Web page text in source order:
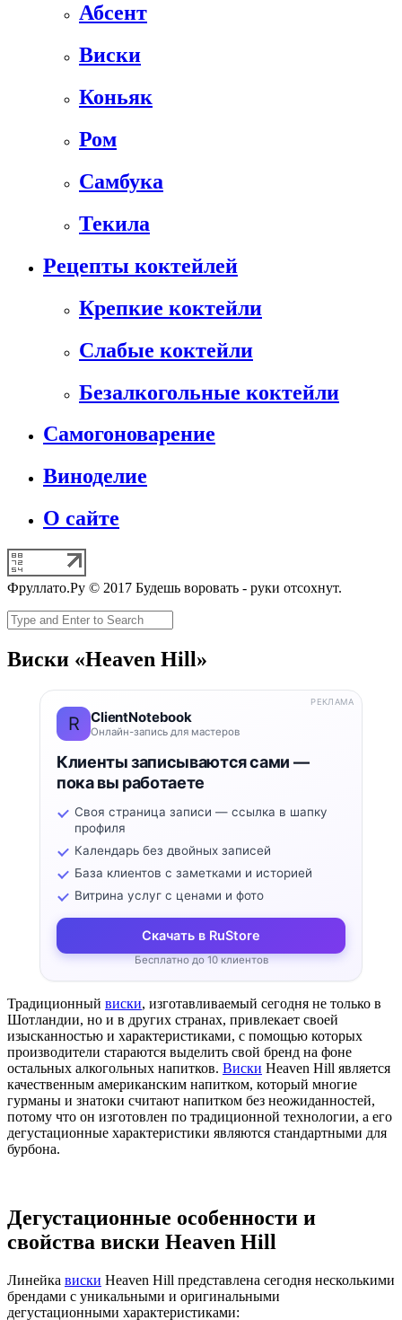
Абсент
Виски
Коньяк
Ром
Самбука
Текила
Рецепты коктейлей
Крепкие коктейли
Слабые коктейли
Безалкогольные коктейли
Самогоноварение
Виноделие
О сайте
Фруллато.Ру © 2017 Будешь воровать - руки отсохнут.
Виски «Heaven Hill»
R ClientNotebook
Онлайн-запись для мастеров
Клиенты записываются сами —
пока вы работаете
Своя страница записи — ссылка в шапку
профиля
Календарь без двойных записей
База клиентов с заметками и историей
Витрина услуг с ценами и фото
Скачать в RuStore
Бесплатно до 10 клиентов
РЕКЛАМА
Традиционный виски, изготавливаемый сегодня не только в
Шотландии, но и в других странах, привлекает своей
изысканностью и характеристиками, с помощью которых
производители стараются выделить свой бренд на фоне
остальных алкогольных напитков. Виски Heaven Hill является
качественным американским напитком, который многие
гурманы и знатоки считают напитком без неожиданностей,
потому что он изготовлен по традиционной технологии, а его
дегустационные характеристики являются стандартными для
бурбона.
Дегустационные особенности и
свойства виски Heaven Hill
Линейка виски Heaven Hill представлена сегодня несколькими
брендами с уникальными и оригинальными
дегустационными характеристиками: